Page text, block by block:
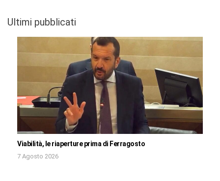
Ultimi pubblicati
Viabilità, le riaperture prima di Ferragosto
7 Agosto 2026